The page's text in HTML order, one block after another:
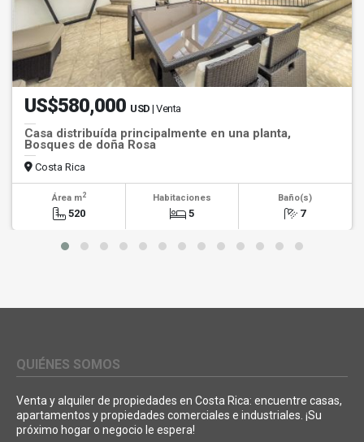
US$580,000 USD | Venta
Casa distribuída principalmente en una planta,
Bosques de doña Rosa
Costa Rica
Área m2
520
Habitaciones
5
Baño(s)
7
QUIÉNES SOMOS
Venta y alquiler de propiedades en Costa Rica: encuentre casas,
apartamentos y propiedades comerciales e industriales. ¡Su
próximo hogar o negocio le espera!